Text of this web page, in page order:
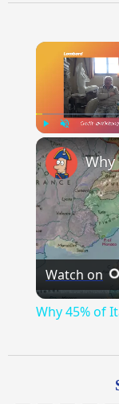
Play Unmute
Watch on
Why 45% of